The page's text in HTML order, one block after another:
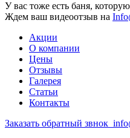
У вас тоже есть баня,
Ждем ваш видеоотзыв на
Акции
О компании
Цены
Отзывы
Галерея
Статьи
Контакты
Заказать обратный звнок